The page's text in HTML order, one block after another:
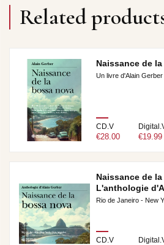
Related
Naissance de
Un livre d'Alain Gerber
CD.V
€28.00 €19.99
Naissance de
L'anthologie
Rio de Janeiro - New
CD.V